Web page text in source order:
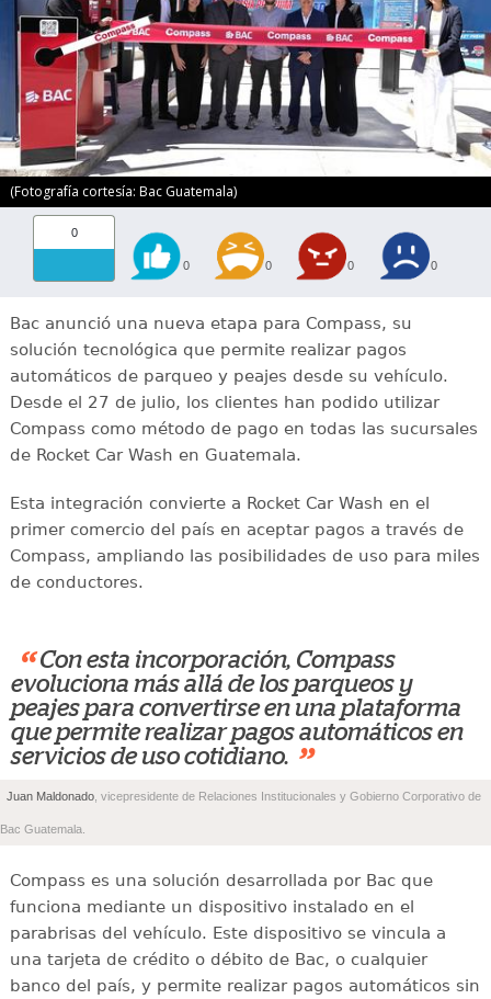
(Fotografía cortesía: Bac Guatemala)
0
0 0 0 0
Bac anunció una nueva etapa para Compass, su
solución tecnológica que permite realizar pagos
automáticos de parqueo y peajes desde su vehículo.
Desde el 27 de julio, los clientes han podido utilizar
Compass como método de pago en todas las sucursales
de Rocket Car Wash en Guatemala.
Esta integración convierte a Rocket Car Wash en el
primer comercio del país en aceptar pagos a través de
Compass, ampliando las posibilidades de uso para miles
de conductores.
“ Con esta incorporación, Compass
evoluciona más allá de los parqueos y
peajes para convertirse en una plataforma
que permite realizar pagos automáticos en
servicios de uso cotidiano. ”
Juan Maldonado, vicepresidente de Relaciones Institucionales y Gobierno Corporativo de
Bac Guatemala.
Compass es una solución desarrollada por Bac que
funciona mediante un dispositivo instalado en el
parabrisas del vehículo. Este dispositivo se vincula a
una tarjeta de crédito o débito de Bac, o cualquier
banco del país, y permite realizar pagos automáticos sin